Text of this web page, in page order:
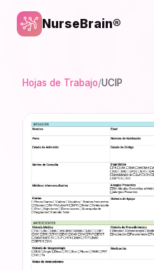
NurseBrain®
Hojas de Trabajo/UCIP